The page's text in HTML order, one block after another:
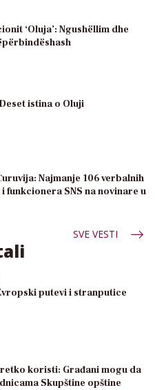
‘Oluja’: Ngushëllim dhe
istina o Oluji
Najmanje 106 verbalnih
funkcionera SNS na novinare u
SVE VESTI
putevi i stranputice
koristi: Građani mogu da
Skupštine opštine